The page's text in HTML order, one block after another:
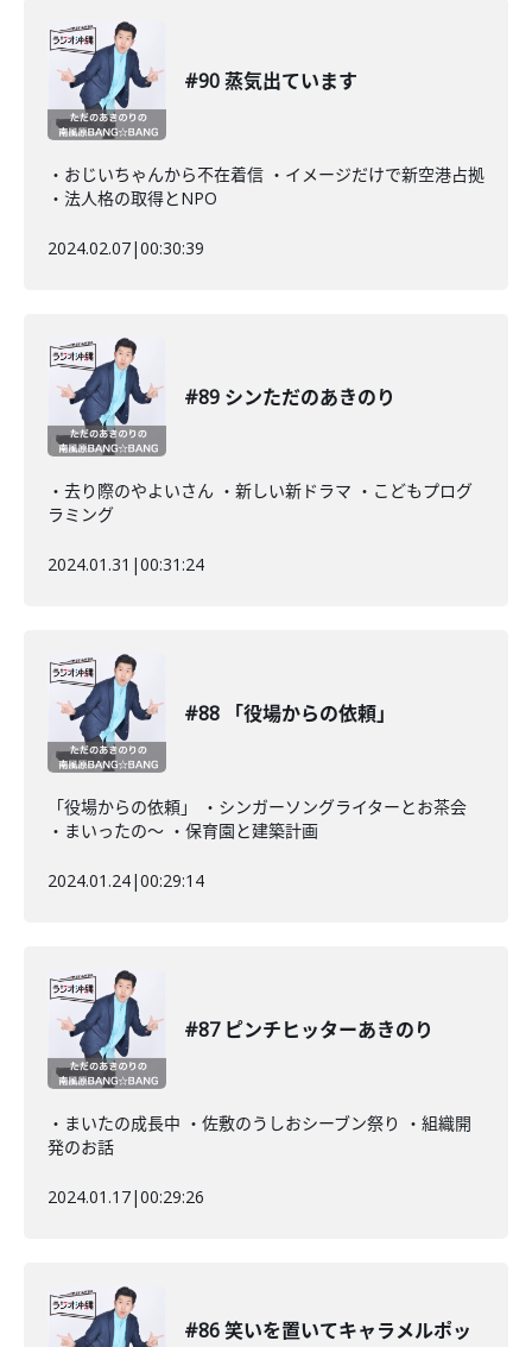
#90 蒸気出ています
・おじいちゃんから不在着信 ・イメージだけで新空港占拠
・法人格の取得とNPO
2024.02.07|00:30:39
#89 シンただのあきのり
・去り際のやよいさん ・新しい新ドラマ ・こどもプログ
ラミング
2024.01.31 |00:31:24
#88 「役場からの依頼」
「役場からの依頼」 ・シンガーソングライターとお茶会
・まいったの〜 ・保育園と建築計画
2024.01.24|00:29:14
#87 ピンチヒッターあきのり
・まいたの成長中 ・佐敷のうしおシーブン祭り ・組織開
発のお話
2024.01.17|00:29:26
#86 笑いを置いてキャラメルポッ